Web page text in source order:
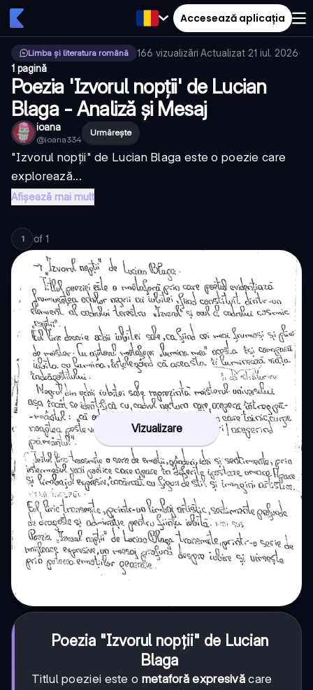
Accesează aplicația
Limba și literatura română 166 vizualizări·Actualizat 21 iul. 2026·
1 pagină
Poezia 'Izvorul nopții' de Lucian
Blaga - Analiză și Mesaj
ioana
@ioana334
Urmărește
"Izvorul nopții" de Lucian Blaga este o poezie care
explorează...
Afișează mai mult
1 of 1
Vizualizare
Poezia "Izvorul nopții" de Lucian
Blaga
Titlul poeziei este o metaforă expresivă care